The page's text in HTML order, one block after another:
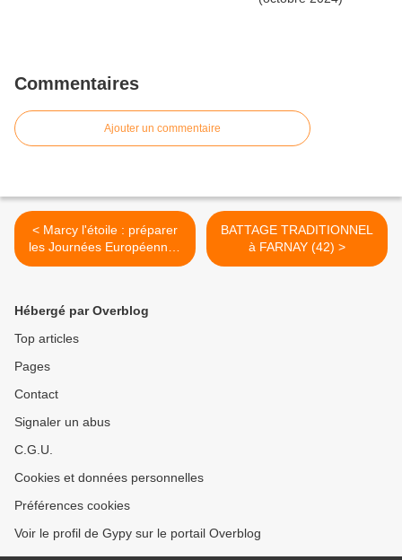
Commentaires
Ajouter un commentaire
< Marcy l'étoile : préparer
les Journées Européennes
du Patrimoine
BATTAGE TRADITIONNEL
à FARNAY (42) >
Hébergé par Overblog
Top articles
Pages
Contact
Signaler un abus
C.G.U.
Cookies et données personnelles
Préférences cookies
Voir le profil de Gypy sur le portail Overblog